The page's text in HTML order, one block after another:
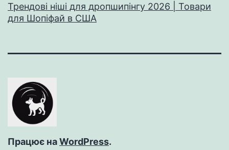
Трендові ніші для дропшипінгу 2026 | Товари
для Шопіфай в США
Працює наWordPress.